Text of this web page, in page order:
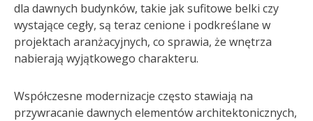
dla dawnych budynków, takie jak sufitowe belki czy
wystające cegły, są teraz cenione i podkreślane w
projektach aranżacyjnych, co sprawia, że wnętrza
nabierają wyjątkowego charakteru.
Współczesne modernizacje często stawiają na
przywracanie dawnych elementów architektonicznych,